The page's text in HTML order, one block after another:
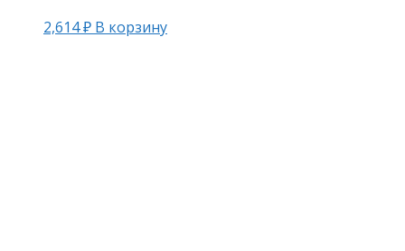
2,614₽ В корзину